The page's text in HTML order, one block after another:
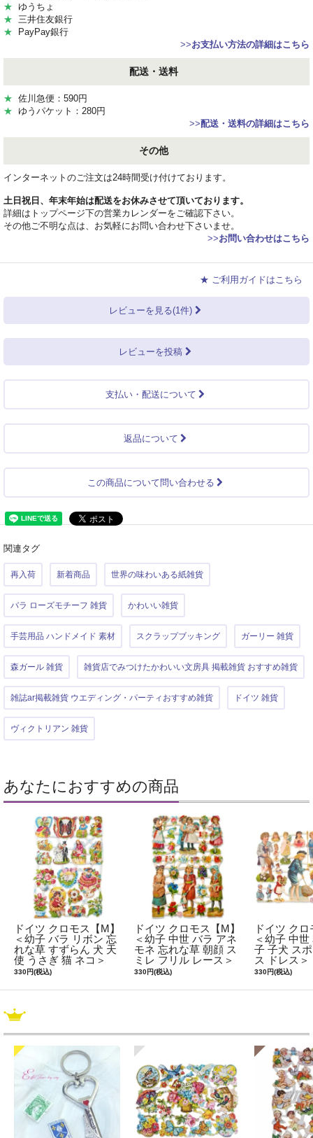
★ ゆうちょ
★ 三井住友銀行
★ PayPay銀行
>>お支払い方法の詳細はこちら
配送・送料
★ 佐川急便：590円
★ ゆうパケット：280円
>>配送・送料の詳細はこちら
その他
インターネットのご注文は24時間受け付けております。
土日祝日、年末年始は配送をお休みさせて頂いております。
詳細はトップページ下の営業カレンダーをご確認下さい。
その他ご不明な点は、お気軽にお問い合わせ下さいませ。
>>お問い合わせはこちら
★ ご利用ガイドはこちら
レビューを見る(1件)
レビューを投稿
支払い・配送について
返品について
この商品について問い合わせる
関連タグ
再入荷 新着商品 世界の味わいある紙雑貨
バラ ローズモチーフ 雑貨 かわいい雑貨
手芸用品 ハンドメイド 素材 スクラップブッキング ガーリー 雑貨
森ガール 雑貨 雑貨店でみつけたかわいい文房具 掲載雑貨 おすすめ雑貨
雑誌ar掲載雑貨 ウエディング・パーティおすすめ雑貨 ドイツ 雑貨
ヴィクトリアン 雑貨
あなたにおすすめの商品
ドイツ クロモス【M】
＜幼子 バラ リボン 忘
れな草 すずらん 犬 天
使 うさぎ 猫 ネコ＞
330円(税込)
ドイツ クロモス【M】
＜幼子 中世 バラ アネ
モネ 忘れな草 朝顔 ス
ミレ フリル レース＞
330円(税込)
ドイツ ク
＜幼子 中
子 子犬 ス
ス ドレス＞
330円(税込)